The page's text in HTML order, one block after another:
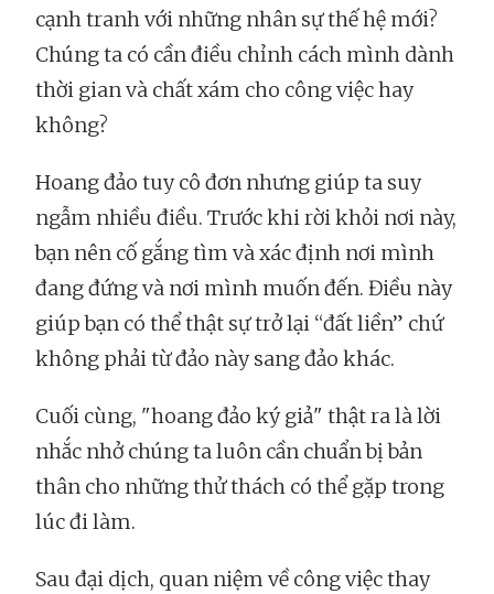
cạnh tranh với những nhân sự thế hệ mới?
Chúng ta có cần điều chỉnh cách mình dành
thời gian và chất xám cho công việc hay
không?
Hoang đảo tuy cô đơn nhưng giúp ta suy
ngẫm nhiều điều. Trước khi rời khỏi nơi này,
bạn nên cố gắng tìm và xác định nơi mình
đang đứng và nơi mình muốn đến. Điều này
giúp bạn có thể thật sự trở lại “đất liền” chứ
không phải từ đảo này sang đảo khác.
Cuối cùng, "hoang đảo ký giả" thật ra là lời
nhắc nhở chúng ta luôn cần chuẩn bị bản
thân cho những thử thách có thể gặp trong
lúc đi làm.
Sau đại dịch, quan niệm về công việc thay